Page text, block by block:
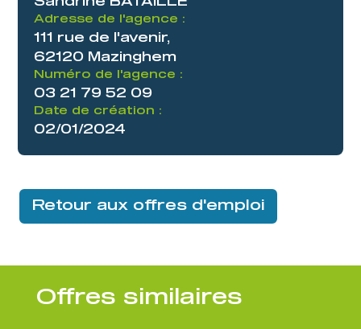
Adresse de l'agence :
111 rue de l'avenir,
62120 Mazinghem
Numéro de l'agence :
03 21 79 52 09
Date de création :
02/01/2024
Retour aux offres d'emploi
Offres similaires